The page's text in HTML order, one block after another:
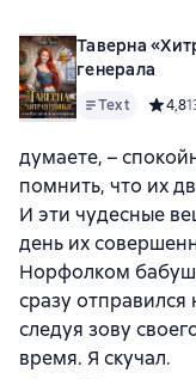
Таверна
генерала
Text 4,8
думаете, –
помнить, что их
И эти чудесные
день их
Норфолком
сразу
следуя зову
время. Я скучал.